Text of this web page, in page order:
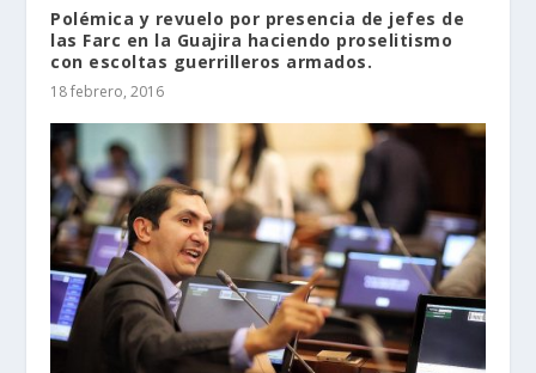
Polémica y revuelo por presencia de jefes de
las Farc en la Guajira haciendo proselitismo
con escoltas guerrilleros armados.
18 febrero, 2016